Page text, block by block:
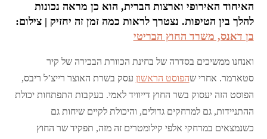
האיחוד האירופי וארצות הברית, הוא כן מראה נכונות
להלך בין הטיפות. נצטרך לראות כמה זמן זה יחזיק | צילום:
בן דאנס, משרד החוץ הבריטי
ואנחנו ממשיכים בסדרה של בחינת הכוורת הבכירה של קיר
סטארמר. אחרי שהפוסט הראשון עסק בשרת האוצר רייצ’ל ריבס,
הפוסט הזה יעסוק בשר החוץ דייוויד לאמי. בעקבות התפתחות יכולת
ההתניידות, גם למרחקים גדולים, והיכולת לקיים שיחות גם
כשנמצאים במרחקי אלפי קילומטרים זה מזה, תפקיד שר החוץ